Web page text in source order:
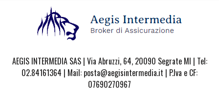
AEGIS INTERMEDIA SAS | Via Abruzzi, 64, 20090 Segrate MI | Tel:
02.84161364 | Mail: posta@aegisintermedia.it | P.Iva e CF:
07690270967